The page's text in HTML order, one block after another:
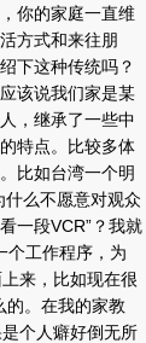
你的家庭一直维
方式和来往朋
下这种传统吗？
说我们家是某
，继承了一些中
特点。比较多体
比如台湾一个明
什么不愿意对观众
一段VCR”？我就
个工作程序，为
来，比如现在很
的。在我的家教
个人癖好倒无所